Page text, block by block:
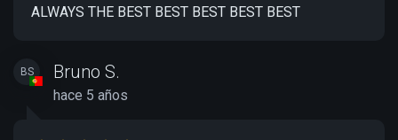
ALWAYS THE BEST BEST BEST BEST BEST
BS Bruno S.
hace 5 años